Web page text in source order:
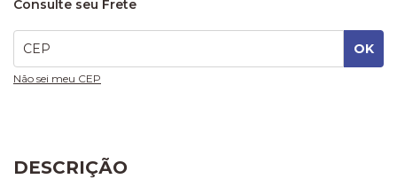
Consulte seu Frete
Não sei meu CEP
DESCRIÇÃO